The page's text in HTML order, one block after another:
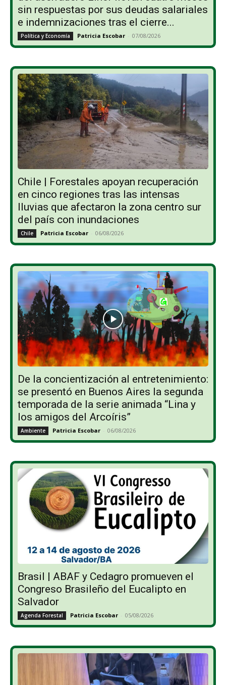
sin respuestas por sus deudas salariales
e indemnizaciones tras el cierre...
Política y Economía Patricia Escobar - 07/08/2026
Chile | Forestales apoyan recuperación
en cinco regiones tras las intensas
lluvias que afectaron la zona centro sur
del país con inundaciones
Chile Patricia Escobar - 06/08/2026
De la concientización al entretenimiento:
se presentó en Buenos Aires la segunda
temporada de la serie animada “Lina y
los amigos del Arcoíris”
Ambiente Patricia Escobar - 06/08/2026
Brasil | ABAF y Cedagro promueven el
Congreso Brasileño del Eucalipto en
Salvador
Agenda Forestal Patricia Escobar - 05/08/2026